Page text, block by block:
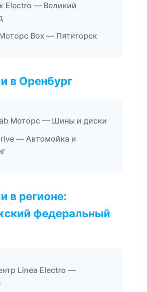
Electro — Великий
Моторс Box — Пятигорск
в Оренбург
Моторс — Шины и диски
— Автомойка и
в регионе:
федеральный
Linea Electro —